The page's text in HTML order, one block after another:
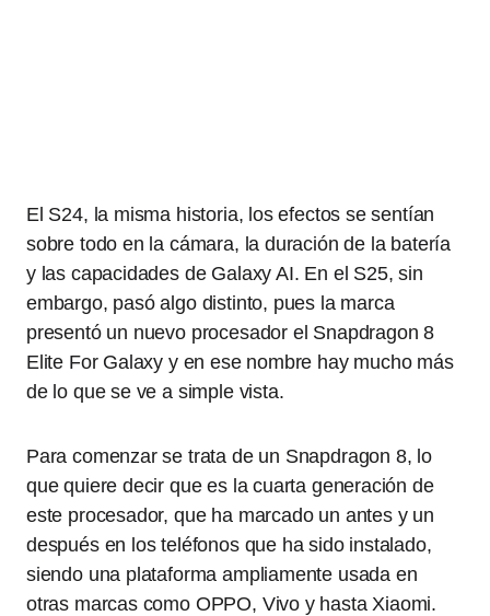
El S24, la misma historia, los efectos se sentían
sobre todo en la cámara, la duración de la batería
y las capacidades de Galaxy AI. En el S25, sin
embargo, pasó algo distinto, pues la marca
presentó un nuevo procesador el Snapdragon 8
Elite For Galaxy y en ese nombre hay mucho más
de lo que se ve a simple vista.
Para comenzar se trata de un Snapdragon 8, lo
que quiere decir que es la cuarta generación de
este procesador, que ha marcado un antes y un
después en los teléfonos que ha sido instalado,
siendo una plataforma ampliamente usada en
otras marcas como OPPO, Vivo y hasta Xiaomi.